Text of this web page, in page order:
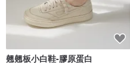
翹翹板小白鞋-膠原蛋白